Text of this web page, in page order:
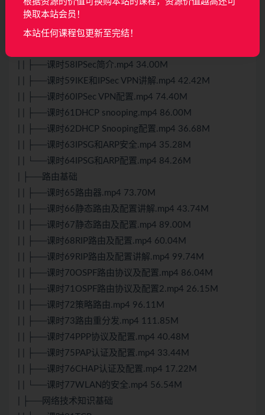
| | ├──课时55NAT及配置.mp4 98.63M
| | ├──课时56NAT配置.mp4 41.52M
| | ├──课时58IPSec简介.mp4 34.00M
| | ├──课时59IKE和IPSec VPN讲解.mp4 42.42M
| | ├──课时60IPSec VPN配置.mp4 74.40M
| | ├──课时61DHCP snooping.mp4 86.00M
| | ├──课时62DHCP Snooping配置.mp4 36.68M
| | ├──课时63IPSG和ARP安全.mp4 35.28M
| | └──课时64IPSG和ARP配置.mp4 84.26M
| ├──路由基础
| | ├──课时65路由器.mp4 73.70M
| | ├──课时66静态路由及配置讲解.mp4 43.74M
| | ├──课时67静态路由及配置.mp4 89.00M
| | ├──课时68RIP路由及配置.mp4 60.04M
| | ├──课时69RIP路由及配置讲解.mp4 99.74M
| | ├──课时70OSPF路由协议及配置.mp4 86.04M
| | ├──课时71OSPF路由协议及配置2.mp4 26.15M
| | ├──课时72策略路由.mp4 96.11M
| | ├──课时73路由重分发.mp4 111.85M
| | ├──课时74PPP协议及配置.mp4 40.48M
| | ├──课时75PAP认证及配置.mp4 33.44M
| | ├──课时76CHAP认证及配置.mp4 17.22M
| | └──课时77WLAN的安全.mp4 56.54M
| ├──网络技术知识基础
换取本站会员！
本站任何课程包更新至完结！